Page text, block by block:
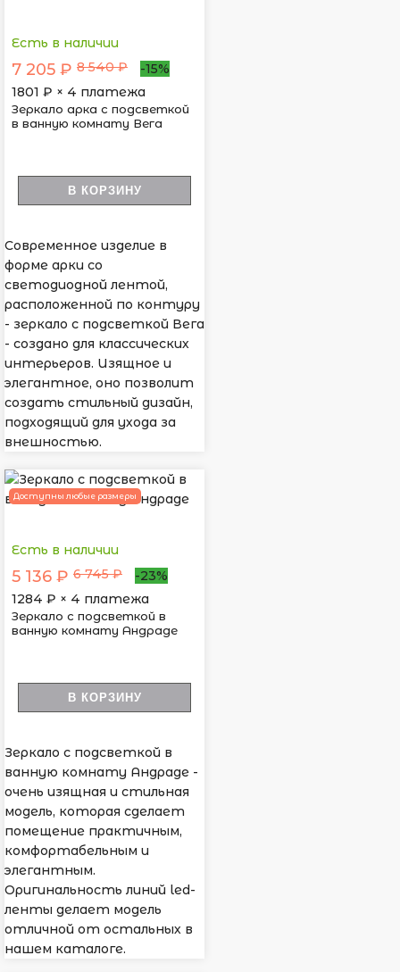
Есть в наличии
7 205 ₽ 8 540 ₽
-15%
1801 ₽ × 4 платежа
Зеркало арка с подсветкой
в ванную комнату Вега
В КОРЗИНУ
Современное изделие в
форме арки со
светодиодной лентой,
расположенной по контуру
- зеркало с подсветкой Вега
- создано для классических
интерьеров. Изящное и
элегантное, оно позволит
создать стильный дизайн,
подходящий для ухода за
внешностью.
Доступны любые размеры
Есть в наличии
5 136 ₽ 6 745 ₽
-23%
1284 ₽ × 4 платежа
Зеркало с подсветкой в
ванную комнату Андраде
В КОРЗИНУ
Зеркало с подсветкой в
ванную комнату Андраде -
очень изящная и стильная
модель, которая сделает
помещение практичным,
комфортабельным и
элегантным.
Оригинальность линий led-
ленты делает модель
отличной от остальных в
нашем каталоге.